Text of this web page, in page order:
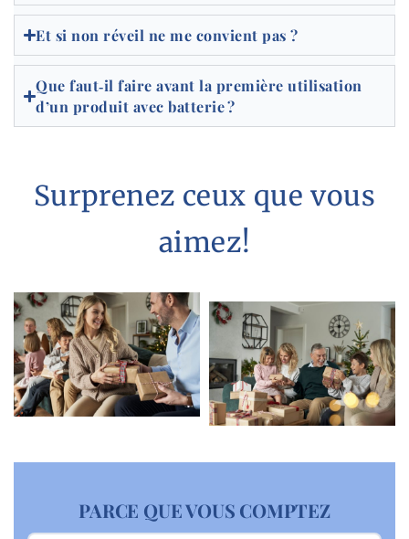
Et si non réveil ne me convient pas ?
Que faut‑il faire avant la première utilisation
d’un produit avec batterie ?
Surprenez ceux que vous
aimez!
PARCE QUE VOUS COMPTEZ